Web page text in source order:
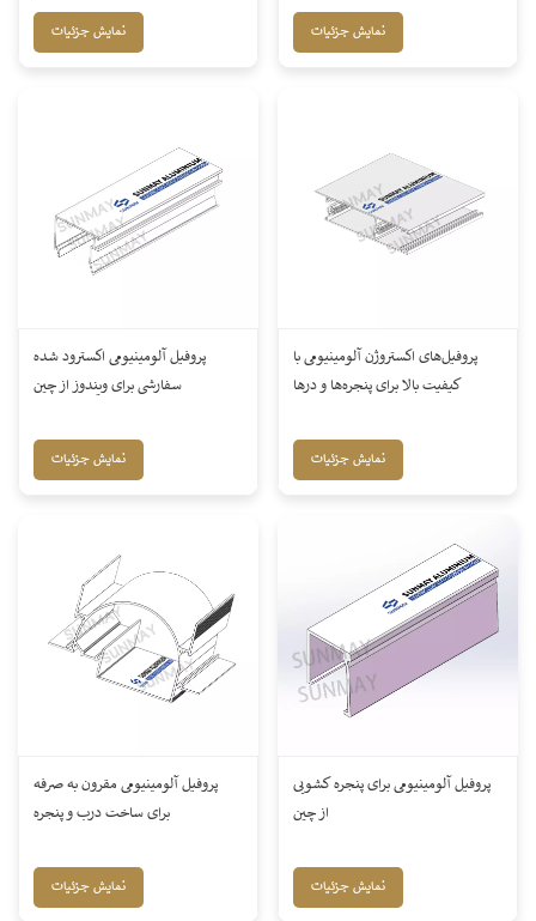
نمایش جزئیات نمایش جزئیات
پروفیل آلومینیومی اکسترود شده
سفارشی برای ویندوز از چین
نمایش جزئیات
پروفیل‌های اکستروژن آلومینیومی با
کیفیت بالا برای پنجره‌ها و درها
نمایش جزئیات
پروفیل آلومینیومی مقرون به صرفه
برای ساخت درب و پنجره
نمایش جزئیات
پروفیل آلومینیومی برای پنجره کشویی
از چین
نمایش جزئیات